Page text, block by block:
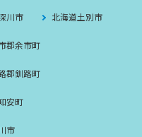
川市 北海道土別市
郡余市町
郡釧路町
安町
市